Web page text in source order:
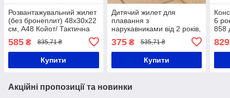
Розвантажувальний жилет
(без бронеплит) 48х30х22
см, A48 Койот/ Тактична
плитоноска/Завантаження
585 ₴ 835,71 ₴
Купити
Дитячий жилет для
плавання з
нарукавниками від 2 років,
крабом/плавальний
жилет/
375₴ 535,71 ₴
Купити
6
858
829
Акційні пропозиції та новинки